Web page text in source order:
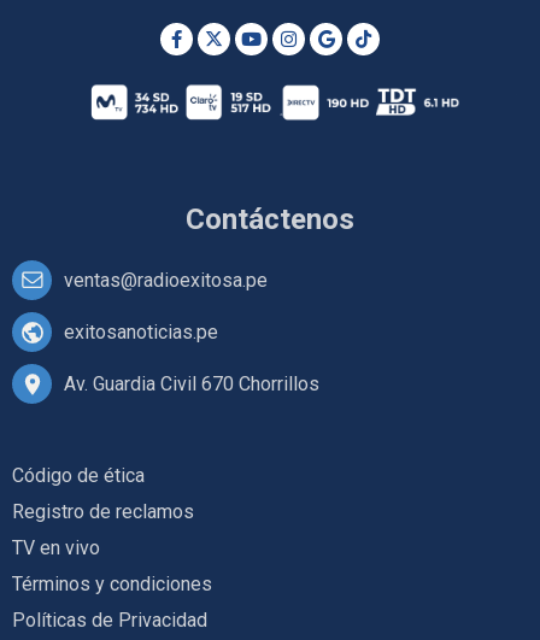
Contáctenos
ventas@radioexitosa.pe
exitosanoticias.pe
Av. Guardia Civil 670 Chorrillos
Código de ética
Registro de reclamos
TV en vivo
Términos y condiciones
Políticas de Privacidad